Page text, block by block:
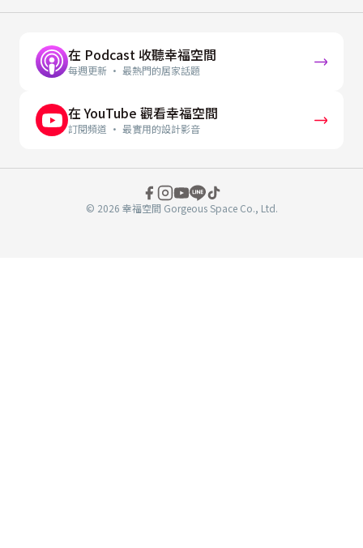
在 Podcast 收聽幸福空間
每週更新 · 最熱門的居家話題
在 YouTube 觀看幸福空間
訂閱頻道 · 最實用的設計影音
© 2026 幸福空間 Gorgeous Space Co., Ltd.